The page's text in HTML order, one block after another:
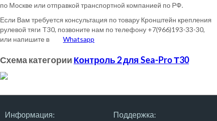
по Москве или отправкой транспортной компанией по РФ.
Если Вам требуется консультация по товару Кронштейн крепления
рулевой тяги T30, позвоните нам по телефону +7(966)193-33-30,
или напишите в
Whatsapp
Схема категории Контроль 2 для Sea-Pro Т30
Информация: Поддержка: